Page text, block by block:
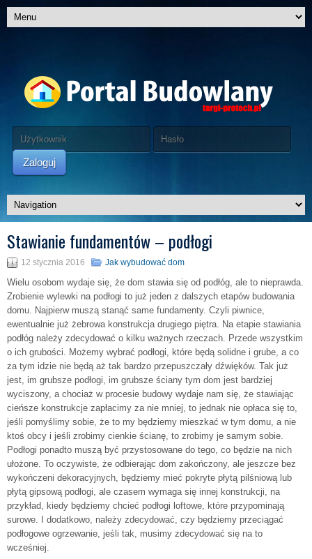
Zaloguj
Stawianie fundamentów – podłogi
12 stycznia 2016 Jak wybudować dom
Wielu osobom wydaje się, że dom stawia się od podłóg, ale to nieprawda.
Zrobienie wylewki na podłogi to już jeden z dalszych etapów budowania
domu. Najpierw muszą stanąć same fundamenty. Czyli piwnice,
ewentualnie już żebrowa konstrukcja drugiego piętra. Na etapie stawiania
podłóg należy zdecydować o kilku ważnych rzeczach. Przede wszystkim
o ich grubości. Możemy wybrać podłogi, które będą solidne i grube, a co
za tym idzie nie będą aż tak bardzo przepuszczały dźwięków. Tak już
jest, im grubsze podłogi, im grubsze ściany tym dom jest bardziej
wyciszony, a chociaż w procesie budowy wydaje nam się, że stawiając
cieńsze konstrukcje zapłacimy za nie mniej, to jednak nie opłaca się to,
jeśli pomyślimy sobie, że to my będziemy mieszkać w tym domu, a nie
ktoś obcy i jeśli zrobimy cienkie ścianę, to zrobimy je samym sobie.
Podłogi ponadto muszą być przystosowane do tego, co będzie na nich
ułożone. To oczywiste, że odbierając dom zakończony, ale jeszcze bez
wykończeni dekoracyjnych, będziemy mieć pokryte płytą pilśniową lub
płytą gipsową podłogi, ale czasem wymaga się innej konstrukcji, na
przykład, kiedy będziemy chcieć podłogi loftowe, które przypominają
surowe. I dodatkowo, należy zdecydować, czy będziemy przeciągać
podłogowe ogrzewanie, jeśli tak, musimy zdecydować się na to
wcześniej.